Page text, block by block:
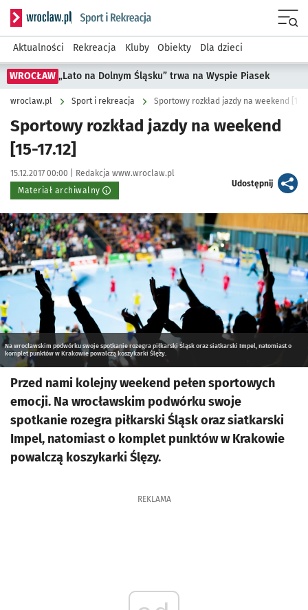
Serwis informacyjny wroclaw.pl podserwis: Sport i rekreacja
Aktualności Rekreacja Kluby Obiekty Dla dzieci
WROCŁAW „Lato na Dolnym Śląsku” trwa na Wyspie Piasek
wroclaw.pl Sport i rekreacja Sportowy rozkład jazdy na weekend [15-
Sportowy rozkład jazdy na weekend
[15-17.12]
Data publikacji:
15.12.2017 00:00 | Autor:
Redakcja www.wroclaw.pl
Materiał archiwalny
Udostępnijartykuł
Kliknij, aby powiększyć
Na wrocławskim podwórku swoje spotkanie rozegra piłkarski Śląsk oraz siatkarski Impel, natomiast o
komplet punktów w Krakowie powalczą koszykarki Ślęzy.
Przed nami kolejny weekend pełen sportowych
emocji. Na wrocławskim podwórku swoje
spotkanie rozegra piłkarski Śląsk oraz siatkarski
Impel, natomiast o komplet punktów w Krakowie
powalczą koszykarki Ślęzy.
REKLAMA